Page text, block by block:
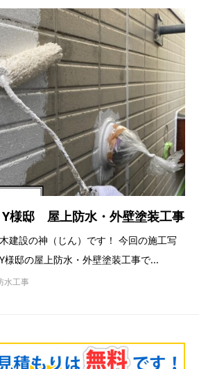
様邸 屋上防水・外壁塗装工事
建設の神（じん）です！ 今回の施工写
様邸の屋上防水・外壁塗装工事で...
水工事